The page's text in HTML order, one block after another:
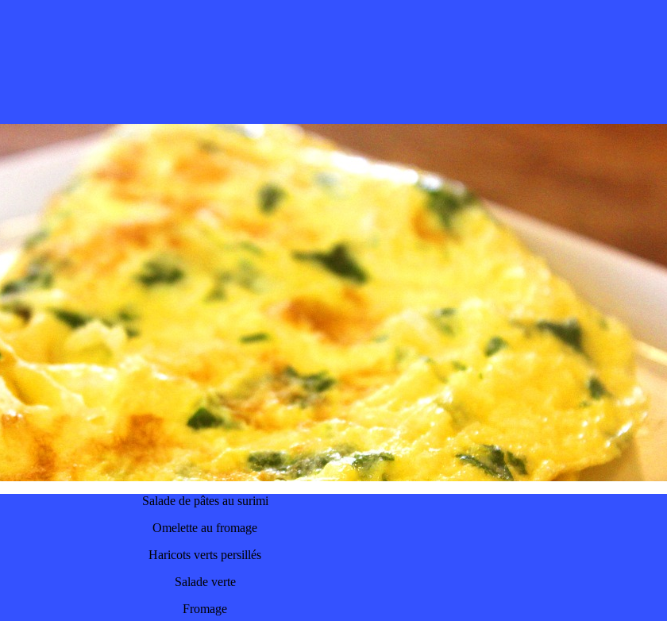
Salade de pâtes au surimi
Omelette au fromage
Haricots verts persillés
Salade verte
Fromage